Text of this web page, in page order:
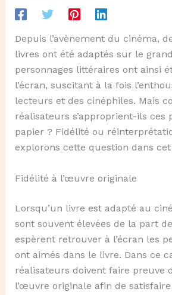
Depuis l’avènement du cinéma,
livres ont été adaptés sur le
personnages littéraires ont ainsi
l’écran, suscitant à la fois
lecteurs et des cinéphiles. Mais
réalisateurs s’approprient-ils ces
papier ? Fidélité ou
explorons cette question dans
Fidélité à l’œuvre originale
Lorsqu’un livre est adapté au
sont souvent élevées de la part
espèrent retrouver à l’écran les
ont aimés dans le livre. Dans ce
réalisateurs doivent faire preuve
l’œuvre originale afin de